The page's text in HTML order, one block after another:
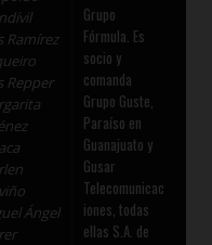
Ramírez
Repper
Ángel
Grupo
Fórmula. Es
socio y
comanda
Grupo Guste,
Paraíso en
Guanajuato y
Gusar
Telecomunicac
iones, todas
ellas S.A. de